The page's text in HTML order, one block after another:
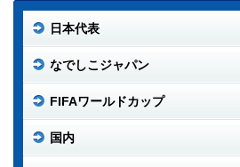
日本代表
なでしこジャパン
FIFAワールドカップ
国内